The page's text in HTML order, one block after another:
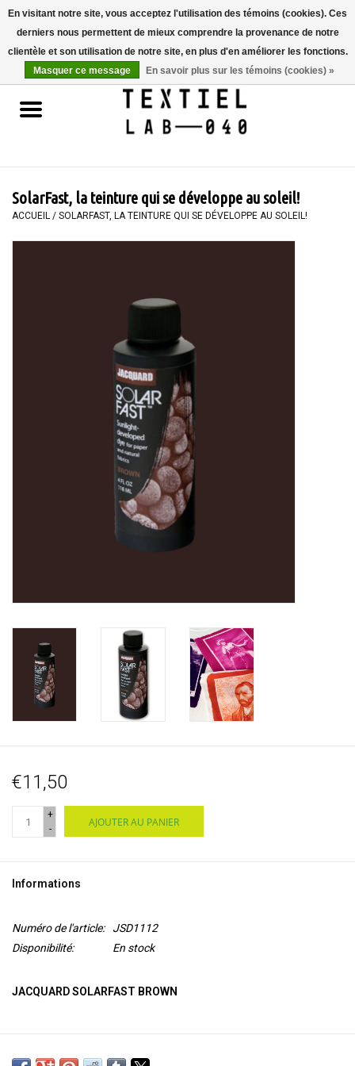
Accueil
LIVRES
PEINTURE
SolarFast, la teinture qui se développe au soleil!
ACCUEIL / SOLARFAST, LA TEINTURE QUI SE DÉVELOPPE AU SOLEIL!
€11,50
+
-
AJOUTER AU PANIER
Informations
Numéro de l'article:
JSD1112
Disponibilité:
En stock
JACQUARD SOLARFAST BROWN
couleur lorsqu'elle est exposée à la lumière UV. Ces colorants sont
En visitant notre site, vous acceptez l'utilisation des témoins (cookies). Ces
derniers nous permettent de mieux comprendre la provenance de notre
clientèle et son utilisation de notre site, en plus d'en améliorer les fonctions.
Masquer ce message
En savoir plus sur les témoins (cookies) »